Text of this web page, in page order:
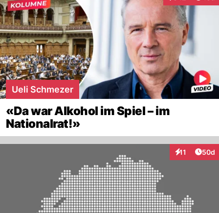
Ueli Schmezer
«Da war Alkohol im Spiel – im
Nationalrat!»
11
Interaktionen
50d